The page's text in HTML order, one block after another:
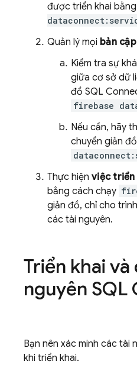
được triển khai bằng
Quản lý mọi bản
Kiểm tra sự
giữa cơ sở dữ
đồ SQL
firebase
Nếu cần, hãy
chuyển giản
Thực hiện việc triển
bằng cách chạy
giản đồ, chỉ cho
các tài nguyên.
Triển khai và
nguyên SQL
Bạn nên xác minh các tài
khi triển khai.